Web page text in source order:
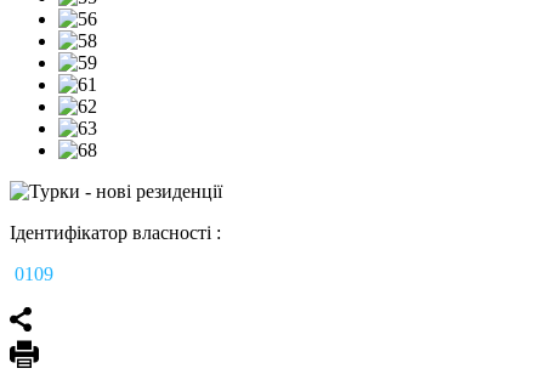
Ідентифікатор власності :
0109